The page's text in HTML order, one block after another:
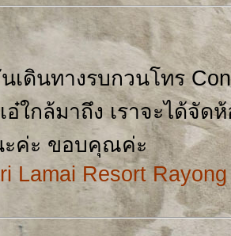
เดินทางรบกวนโทร
ใกล้มาถึง เราจะได้จัด
ค่ะ ขอบคุณค่ะ
Lamai Resort Rayong